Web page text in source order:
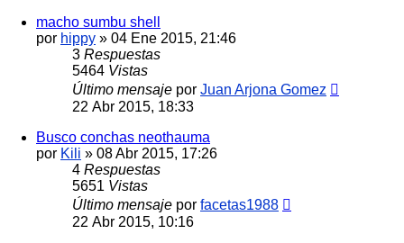
macho sumbu shell
por hippy » 04 Ene 2015, 21:46
3 Respuestas
5464 Vistas
Último mensaje por Juan Arjona Gomez
22 Abr 2015, 18:33
Busco conchas neothauma
por Kili » 08 Abr 2015, 17:26
4 Respuestas
5651 Vistas
Último mensaje por facetas1988
22 Abr 2015, 10:16